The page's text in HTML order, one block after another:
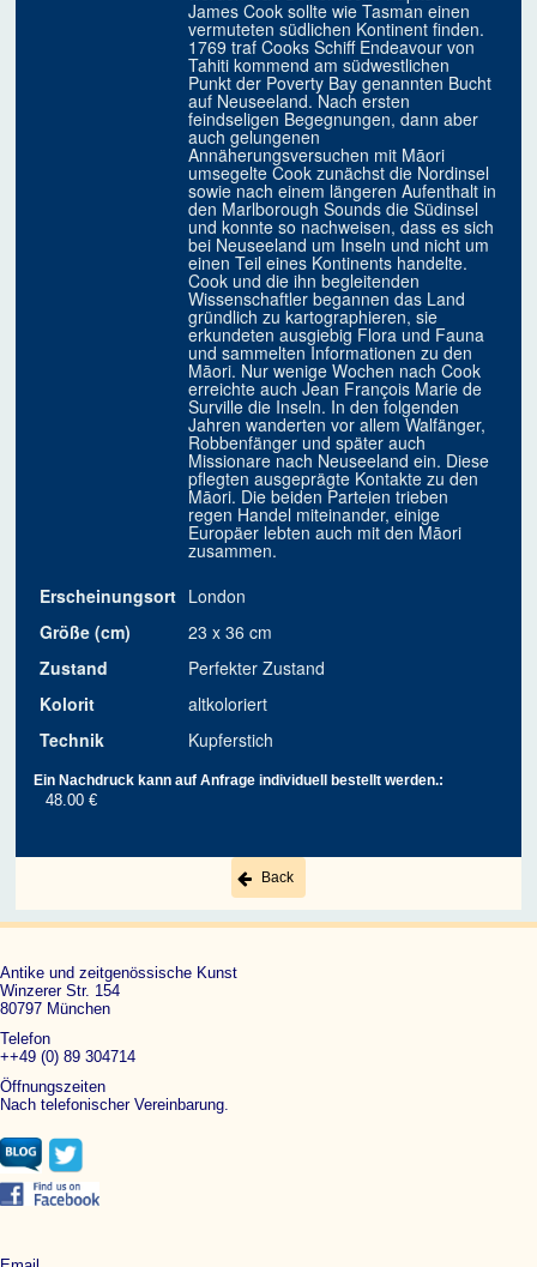
James Cook sollte wie Tasman einen
vermuteten südlichen Kontinent finden.
1769 traf Cooks Schiff Endeavour von
Tahiti kommend am südwestlichen
Punkt der Poverty Bay genannten Bucht
auf Neuseeland. Nach ersten
feindseligen Begegnungen, dann aber
auch gelungenen
Annäherungsversuchen mit Māori
umsegelte Cook zunächst die Nordinsel
sowie nach einem längeren Aufenthalt in
den Marlborough Sounds die Südinsel
und konnte so nachweisen, dass es sich
bei Neuseeland um Inseln und nicht um
einen Teil eines Kontinents handelte.
Cook und die ihn begleitenden
Wissenschaftler begannen das Land
gründlich zu kartographieren, sie
erkundeten ausgiebig Flora und Fauna
und sammelten Informationen zu den
Māori. Nur wenige Wochen nach Cook
erreichte auch Jean François Marie de
Surville die Inseln. In den folgenden
Jahren wanderten vor allem Walfänger,
Robbenfänger und später auch
Missionare nach Neuseeland ein. Diese
pflegten ausgeprägte Kontakte zu den
Māori. Die beiden Parteien trieben
regen Handel miteinander, einige
Europäer lebten auch mit den Māori
zusammen.
Erscheinungsort London
Größe (cm)
23 x 36 cm
Zustand
Perfekter Zustand
Kolorit
altkoloriert
Technik
Kupferstich
Ein Nachdruck kann auf Anfrage individuell bestellt werden.:
48.00 €
Back
Antike und zeitgenössische Kunst
Winzerer Str. 154
80797 München
Telefon
++49 (0) 89 304714
Öffnungszeiten
Nach telefonischer Vereinbarung.